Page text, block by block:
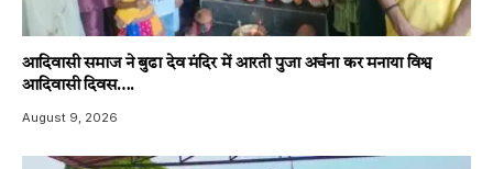
आदिवासी समाज ने बुढा देव मंदिर में आरती पुजा अर्चना कर मनाया विश्व
आदिवासी दिवस….
August 9, 2026